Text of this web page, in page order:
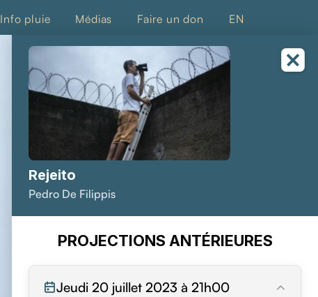
Info pluie Médias Faire un don EN
Rejeito
Pedro De Filippis
PROJECTIONS ANTÉRIEURES
Jeudi 20 juillet 2023 à 21h00